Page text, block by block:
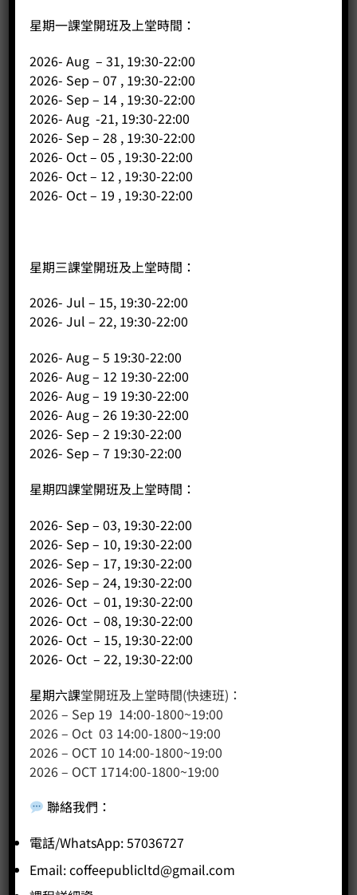
從選用咖啡批發帶來的豆子產品，必需好好沖煮，以製作一
杯風味十足的咖啡，而讓客人再來惠顧。我們對香港咖啡批
發服務有著豐富經驗，了解各種豆子的風味、特性，也對於
咖啡拼配帶出怎樣的味道也有深入的了解。相信作為咖啡批
發商的客戶，也希望其自己製作能夠吸引更多顧客，營業額
上升，之前所付出的咖啡豆批發價也沒有白費。以下將介紹
一些獨特的咖啡拼配，以供大家參考：
1. 帶水果風
可選擇中淺烘焙的豆子，當咖啡入口，會感到香甜清新，有
如果客人乃是專於手沖或精品濃縮咖啡，選擇中淺烘焙最適
合不過，一啖入口，已感受到一種純粹風味！
我們提供的咖啡批發服務中，有不少客人都是經營茶餐廳
的，如要令咖啡走港式茶記風味，深度烘焙豆子便最合適，
有著醇厚低酸，產生別具一格的麥芽與黑朱古力香氣，呈現
百分百香港茶餐廳咖啡風味，深度烘焙豆子既適合製作凍咖
啡，還有鴛鴦這獨特的香港飲品也十分合適。
3. 帶果仁風
選深烘焙豆子，令咖啡口感濃郁順滑，具有烤榛果與可可的
餘韻，能夠跟牛奶完美融合一起，如要製作奶咖啡像拿鐵等
4. 帶哈蜜瓜風
星期一課堂開班及上堂時間：
2026- Aug – 31, 19:30-22:00
2026- Sep – 07 , 19:30-22:00
2026- Sep – 14 , 19:30-22:00
2026- Aug -21, 19:30-22:00
2026- Sep – 28 , 19:30-22:00
2026- Oct – 05 , 19:30-22:00
2026- Oct – 12 , 19:30-22:00
2026- Oct – 19 , 19:30-22:00
星期三課堂開班及上堂時間：
2026- Jul – 15, 19:30-22:00
2026- Jul – 22, 19:30-22:00
2026- Aug – 5 19:30-22:00
2026- Aug – 12 19:30-22:00
2026- Aug – 19 19:30-22:00
2026- Aug – 26 19:30-22:00
2026- Sep – 2 19:30-22:00
2026- Sep – 7 19:30-22:00
星期四課堂開班及上堂時間：
2026- Sep – 03, 19:30-22:00
2026- Sep – 10, 19:30-22:00
2026- Sep – 17, 19:30-22:00
2026- Sep – 24, 19:30-22:00
2026- Oct – 01, 19:30-22:00
2026- Oct – 08, 19:30-22:00
2026- Oct – 15, 19:30-22:00
2026- Oct – 22, 19:30-22:00
星期六課堂開班及上堂時間(快速班)：
2026 – Sep 19 14:00-1800~19:00
2026 – Oct 03 14:00-1800~19:00
2026 – OCT 10 14:00-1800~19:00
2026 – OCT 1714:00-1800~19:00
聯絡我們 ：
電話/WhatsApp: 57036727
Email:coffeepublicltd@gmail.com